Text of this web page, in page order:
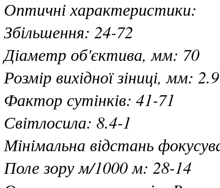
Оптичні характеристики:
Збільшення: 24-72
Діаметр об'єктива, мм: 70
Розмір вихідної зіниці, мм:
Фактор сутінків: 41-71
Світлосила: 8.4-1
Мінімальна відстань
Поле зору м/1000 м: 28-14